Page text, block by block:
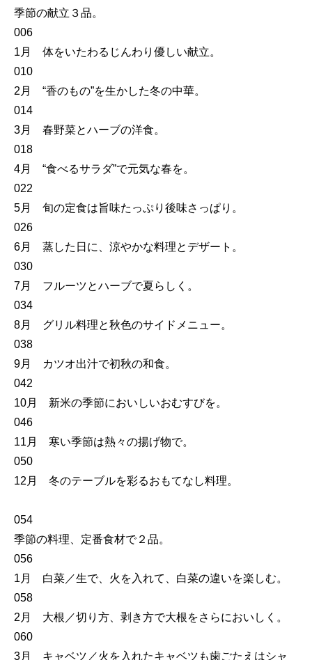
季節の献立３品。
006
1月 体をいたわるじんわり優しい献立。
010
2月 “香のもの”を生かした冬の中華。
014
3月 春野菜とハーブの洋食。
018
4月 “食べるサラダ”で元気な春を。
022
5月 旬の定食は旨味たっぷり後味さっぱり。
026
6月 蒸した日に、涼やかな料理とデザート。
030
7月 フルーツとハーブで夏らしく。
034
8月 グリル料理と秋色のサイドメニュー。
038
9月 カツオ出汁で初秋の和食。
042
10月 新米の季節においしいおむすびを。
046
11月 寒い季節は熱々の揚げ物で。
050
12月 冬のテーブルを彩るおもてなし料理。
054
季節の料理、定番食材で２品。
056
1月 白菜／生で、火を入れて、白菜の違いを楽しむ。
058
2月 大根／切り方、剥き方で大根をさらにおいしく。
060
3月 キャベツ／火を入れたキャベツも歯ごたえはシャ